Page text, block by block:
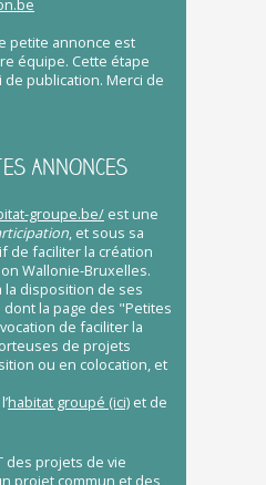
petite annonce est
équipe. Cette étape
publication. Merci de
ANNONCES
groupe.be/ est une
, et sous sa
de faciliter la création
Wallonie-Bruxelles.
la disposition de ses
la page des "Petites
de faciliter la
de projets
ou en colocation, et
habitat groupé (ici) et de
des projets de vie
projet commun et des